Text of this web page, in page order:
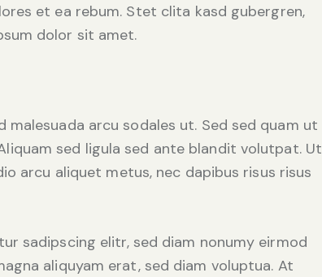
et ea rebum. Stet clita kasd gubergren,
dolor sit amet.
arcu sodales ut. Sed sed quam ut
sed ligula sed ante blandit volutpat. Ut
arcu aliquet metus, nec dapibus risus risus
sadipscing elitr, sed diam nonumy eirmod
aliquyam erat, sed diam voluptua. At